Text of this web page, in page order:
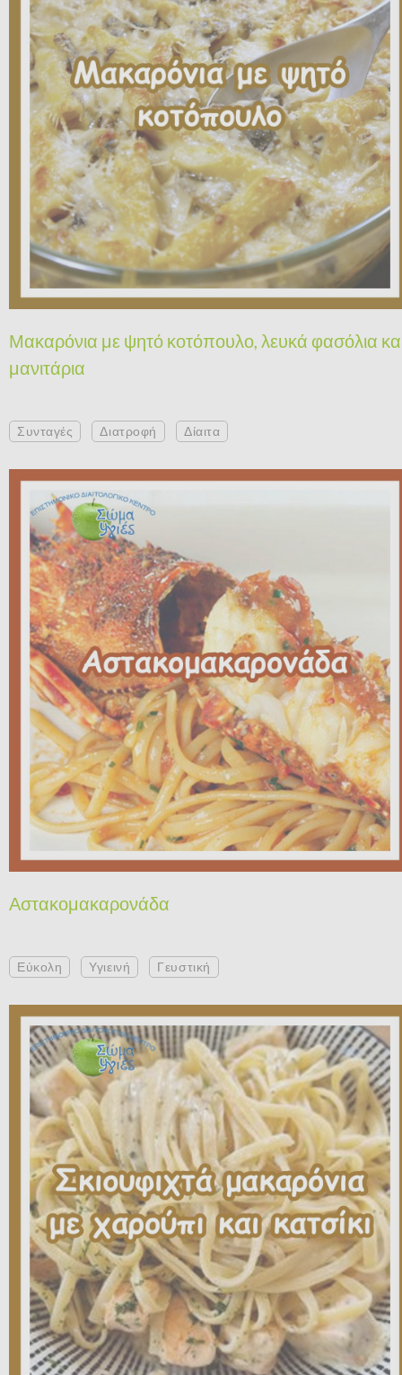
Μακαρόνια με ψητό κοτόπουλο, λευκά φασόλια
μανιτάρια
Συνταγές Διατροφή Δίαιτα
Αστακομακαρονάδα
Εύκολη Υγιεινή Γευστική